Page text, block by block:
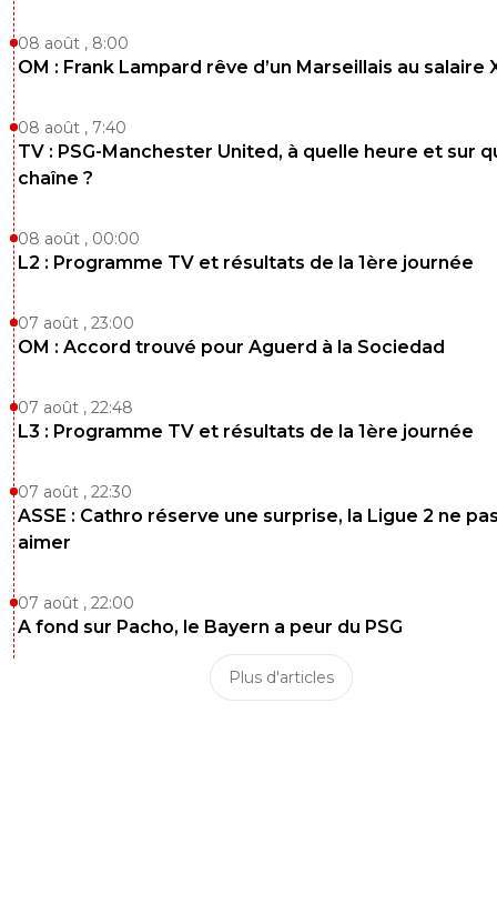
08 août , 8:00
OM : Frank Lampard rêve d’un Marseillais au salaire
08 août , 7:40
TV : PSG-Manchester United, à quelle heure et sur
chaîne ?
08 août , 00:00
L2 : Programme TV et résultats de la 1ère journée
07 août , 23:00
OM : Accord trouvé pour Aguerd à la Sociedad
07 août , 22:48
L3 : Programme TV et résultats de la 1ère journée
07 août , 22:30
ASSE : Cathro réserve une surprise, la Ligue 2 ne
aimer
07 août , 22:00
A fond sur Pacho, le Bayern a peur du PSG
Plus d'articles